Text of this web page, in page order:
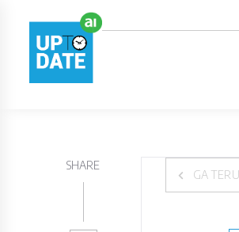
SHARE
GA